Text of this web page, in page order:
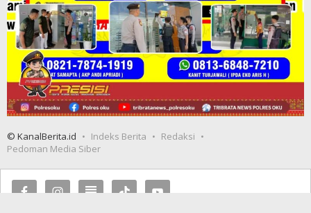
© KanalBerita.id Indeks Berita
Redaksi
Pedoman Media Siber